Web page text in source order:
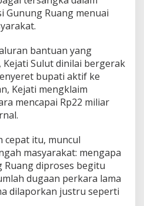
Gunung Ruang menuai
bantuan yang
Sulut dinilai bergerak
bupati aktif ke
Kejati mengklaim
mencapai Rp22 miliar
cepat itu, muncul
masyarakat: mengapa
Ruang diproses begitu
dugaan perkara lama
dilaporkan justru seperti